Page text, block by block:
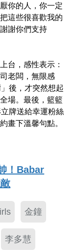
你的人，你一定
這些很喜歡我的
謝你們支持
台，感性表示：
老闆，無限感
後，才突然想起
場。最後，籃籃
牌送給幸運粉絲
畫下溫馨句點。
！Babar
金鐘
李多慧